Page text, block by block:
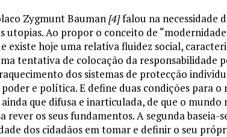
Zygmunt Bauman[4]falou na necessidade
utopias. Ao propor o conceito de
existe hoje uma relativa fluidez social,
tentativa de colocação da responsabilidade
dos sistemas de protecção
e política. E define duas condições para o
que difusa e inarticulada, de que o mundo
rever os seus fundamentos. A segunda baseia-
dos cidadãos em tomar e definir o seu